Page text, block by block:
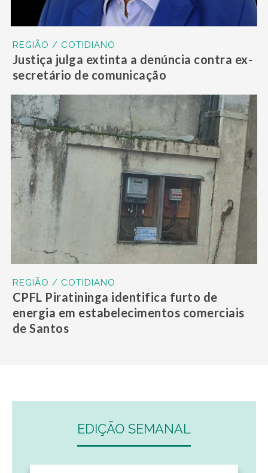
REGIÃO / COTIDIANO
Justiça julga extinta a denúncia contra ex-
secretário de comunicação
REGIÃO / COTIDIANO
CPFL Piratininga identifica furto de
energia em estabelecimentos comerciais
de Santos
EDIÇÃO SEMANAL